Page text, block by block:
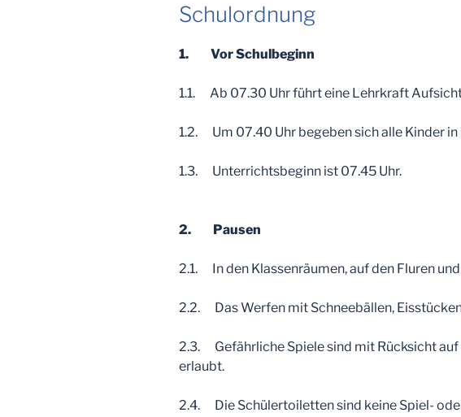
Schulordnung
1. Vor Schulbeginn
1.1. Ab 07.30 Uhr führt eine Lehrkraft
1.2. Um 07.40 Uhr begeben sich alle Kinder in
1.3. Unterrichtsbeginn ist 07.45 Uhr.
2. Pausen
2.1. In den Klassenräumen, auf den Fluren
2.2. Das Werfen mit Schneebällen,
2.3. Gefährliche Spiele sind mit Rücksicht
erlaubt.
2.4. Die Schülertoiletten sind keine Spiel-